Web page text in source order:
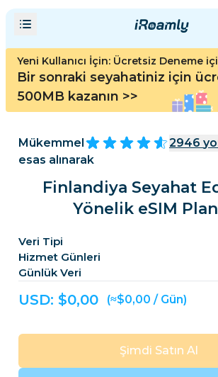
Yeni Kullanıcı İçin: Ücretsiz Deneme
Bir sonraki seyahatiniz için
500MB kazanın >>
Mükemmel 2946
esas alınarak
Finlandiya Seyahat
Yönelik eSIM
Veri Tipi
Hizmet Günleri
Günlük Veri
USD: $0,00 (≈$0,00 / Gün)
Şimdi Satın Al